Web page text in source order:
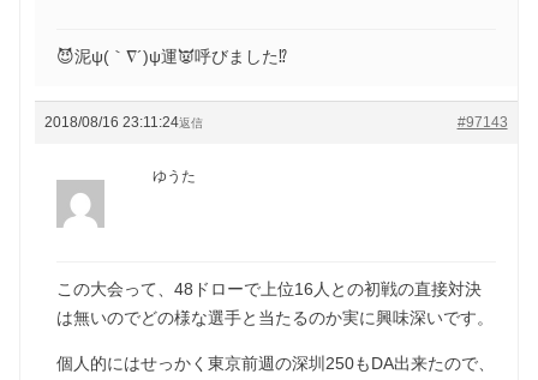
😈泥ψ(｀∇´)ψ運👿呼びました⁉️
2018/08/16 23:11:24 #97143
返信
ゆうた
この大会って、48ドローで上位16人との初戦の直接対決
は無いのでどの様な選手と当たるのか実に興味深いです。
個人的にはせっかく東京前週の深圳250もDA出来たので、